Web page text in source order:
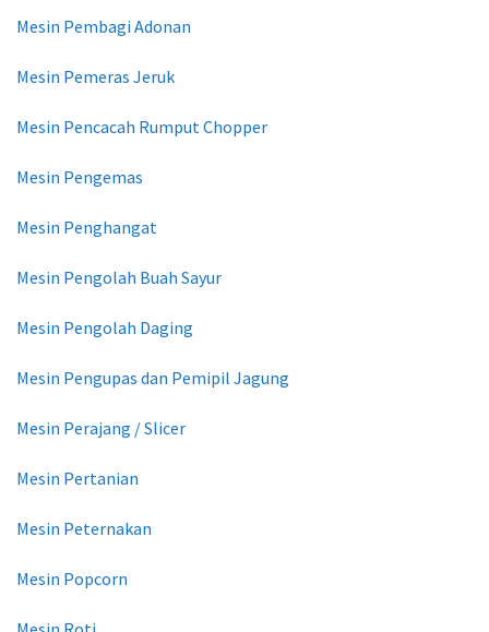
Mesin Pembagi Adonan
Mesin Pemeras Jeruk
Mesin Pencacah Rumput Chopper
Mesin Pengemas
Mesin Penghangat
Mesin Pengolah Buah Sayur
Mesin Pengolah Daging
Mesin Pengupas dan Pemipil Jagung
Mesin Perajang / Slicer
Mesin Pertanian
Mesin Peternakan
Mesin Popcorn